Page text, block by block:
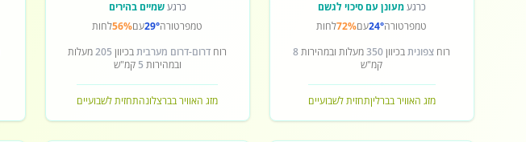
כרגעמעונן עם סיכוי לגשם
טמפרטורה24°עם72%לחות
רוח צפוניתבכיוון350מעלות ובמהירות8
קמ"ש
מזג האוויר בברליןתחזית לשבועיים
כרגעשמיים בהירים
טמפרטורה29°עם56%לחות
רוח דרום-דרום מערביתבכיוון 205מעלות
ובמהירות 5 קמ"ש
מזג האוויר בברצלונהתחזית לשבועיים